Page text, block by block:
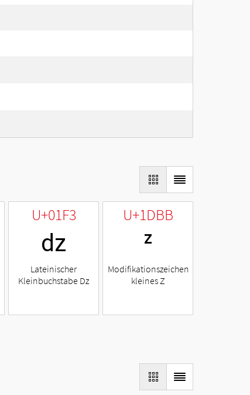
U+01F3
ǳ
Lateinischer
Kleinbuchstabe Dz
U+1DBB
ᶻ
Modifikationszeichen
kleines Z